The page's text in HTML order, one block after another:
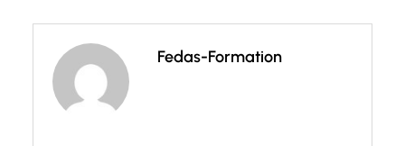
Fedas-Formation